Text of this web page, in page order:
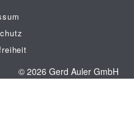
© 2026 Gerd Auler GmbH